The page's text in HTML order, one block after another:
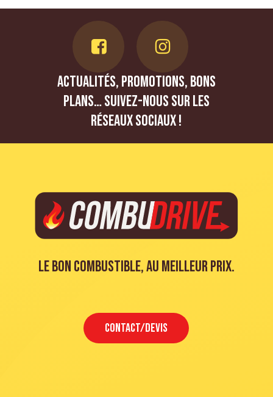
Votre panier est vide.
Actualités, promotions, bons
plans… Suivez-nous sur les
réseaux sociaux !
Le bon combustible, au meilleur prix.
CONTACT/DEVIS